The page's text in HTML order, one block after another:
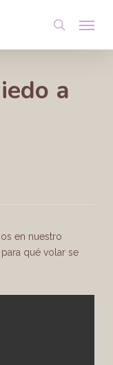
search
a
en nuestro
qué volar se